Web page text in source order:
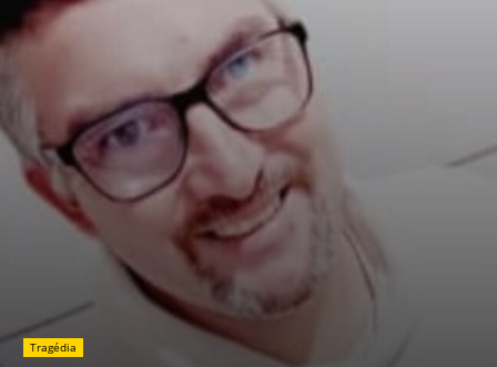
Tragédia